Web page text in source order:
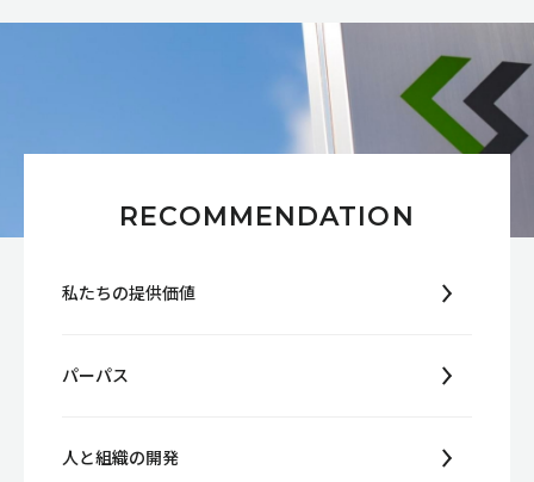
RECOMMENDATION
私たちの提供価値
パーパス
人と組織の開発